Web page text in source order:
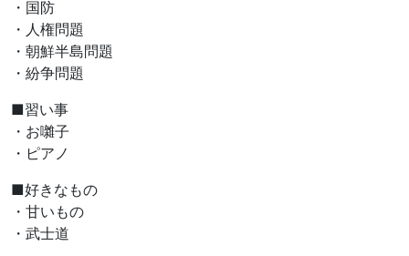
・国防
・人権問題
・朝鮮半島問題
・紛争問題
■習い事
・お囃子
・ピアノ
■好きなもの
・甘いもの
・武士道